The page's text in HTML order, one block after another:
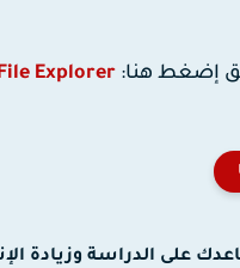
إضغط هنا: Explorer
الدراسة وزيادة الإنتاجية لسنة